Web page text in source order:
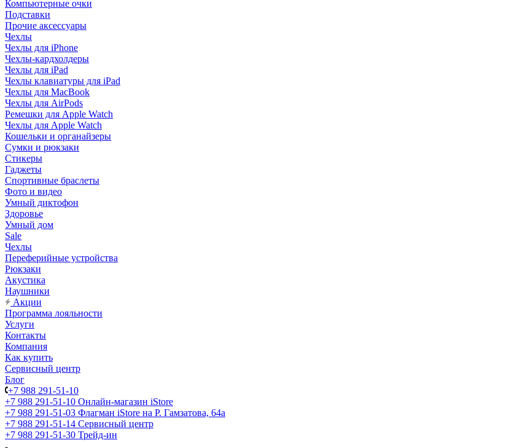
Компьютерные очки
Подставки
Прочие аксессуары
Чехлы
Чехлы для iPhone
Чехлы-кардхолдеры
Чехлы для iPad
Чехлы клавиатуры для iPad
Чехлы для MacBook
Чехлы для AirPods
Ремешки для Apple Watch
Чехлы для Apple Watch
Кошельки и органайзеры
Сумки и рюкзаки
Стикеры
Гаджеты
Спортивные браслеты
Фото и видео
Умный диктофон
Здоровье
Умный дом
Sale
Чехлы
Переферийные устройства
Рюкзаки
Акустика
Наушники
Акции
Программа лояльности
Услуги
Контакты
Компания
Как купить
Сервисный центр
Блог
+7 988 291-51-10
+7 988 291-51-10 Онлайн-магазин iStore
+7 988 291-51-03 Флагман iStore на Р. Гамзатова, 64а
+7 988 291-51-14 Сервисный центр
+7 988 291-51-30 Трейд-ин